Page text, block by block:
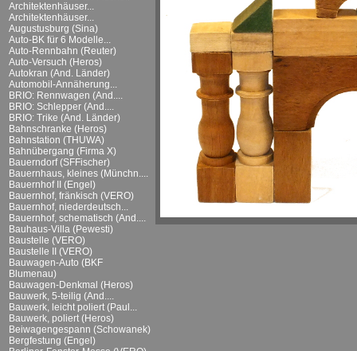
Architektenhäuser...
Architektenhäuser...
Augustusburg (Sina)
Auto-BK für 6 Modelle...
Auto-Rennbahn (Reuter)
Auto-Versuch (Heros)
Autokran (And. Länder)
Automobil-Annäherung...
BRIO: Rennwagen (And....
BRIO: Schlepper (And....
BRIO: Trike (And. Länder)
Bahnschranke (Heros)
Bahnstation (THUWA)
Bahnübergang (Firma X)
Bauerndorf (SFFischer)
Bauernhaus, kleines (Münchn....
Bauernhof II (Engel)
Bauernhof, fränkisch (VERO)
Bauernhof, niederdeutsch...
Bauernhof, schematisch (And....
Bauhaus-Villa (Pewesti)
Baustelle (VERO)
Baustelle II (VERO)
Bauwagen-Auto (BKF
Blumenau)
Bauwagen-Denkmal (Heros)
Bauwerk, 5-teilig (And....
Bauwerk, leicht poliert (Paul...
Bauwerk, poliert (Heros)
Beiwagengespann (Schowanek)
Bergfestung (Engel)